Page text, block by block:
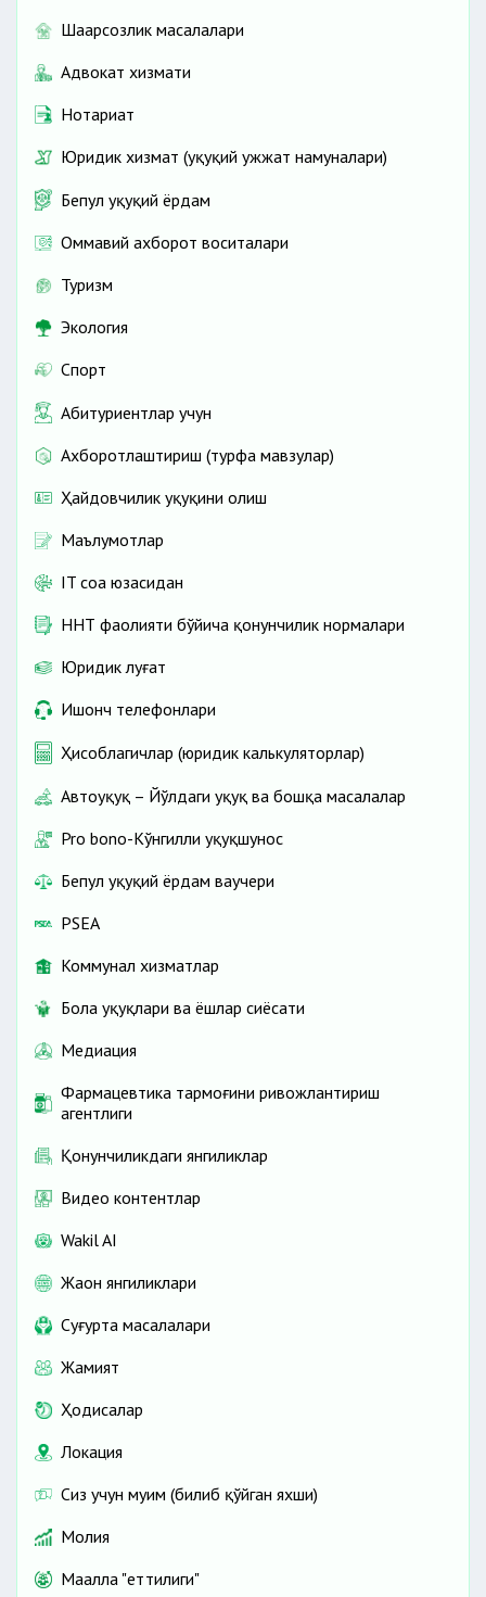
Шаҳарсозлик масалалари
Адвокат хизмати
Нотариат
Юридик хизмат (ҳуқуқий ҳужжат намуналари)
Бепул ҳуқуқий ёрдам
Оммавий ахборот воситалари
Туризм
Экология
Спорт
Абитуриентлар учун
Ахборотлаштириш (турфа мавзулар)
Ҳайдовчилик ҳуқуқини олиш
Маълумотлар
IT соҳа юзасидан
ННТ фаолияти бўйича қонунчилик нормалари
Юридик луғат
Ишонч телефонлари
Ҳисоблагичлар (юридик калькуляторлар)
Автоҳуқуқ – Йўлдаги ҳуқуқ ва бошқа масалалар
Pro bono-Кўнгилли ҳуқуқшунос
Бепул ҳуқуқий ёрдам ваучери
PSEA
Коммунал хизматлар
Бола ҳуқуқлари ва ёшлар сиёсати
Медиация
Фармацевтика тармоғини ривожлантириш
агентлиги
Қонунчиликдаги янгиликлар
Видео контентлар
Wakil AI
Жаҳон янгиликлари
Cуғурта масалалари
Жамият
Ҳодисалар
Локация
Сиз учун муҳим (билиб қўйган яхши)
Молия
Маҳалла "еттилиги"